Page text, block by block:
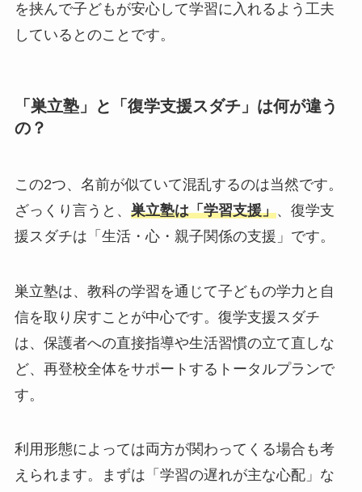
を挟んで子どもが安心して学習に入れるよう工夫
しているとのことです。
「巣立塾」と「復学支援スダチ」は何が違う
の？
この2つ、名前が似ていて混乱するのは当然です。
ざっくり言うと、 巣立塾は「学習支援」、復学支
援スダチは「生活・心・親子関係の支援」です。
巣立塾は、教科の学習を通じて子どもの学力と自
信を取り戻すことが中心です。復学支援スダチ
は、保護者への直接指導や生活習慣の立て直しな
ど、再登校全体をサポートするトータルプランで
す。
利用形態によっては両方が関わってくる場合も考
えられます。まずは「学習の遅れが主な心配」な